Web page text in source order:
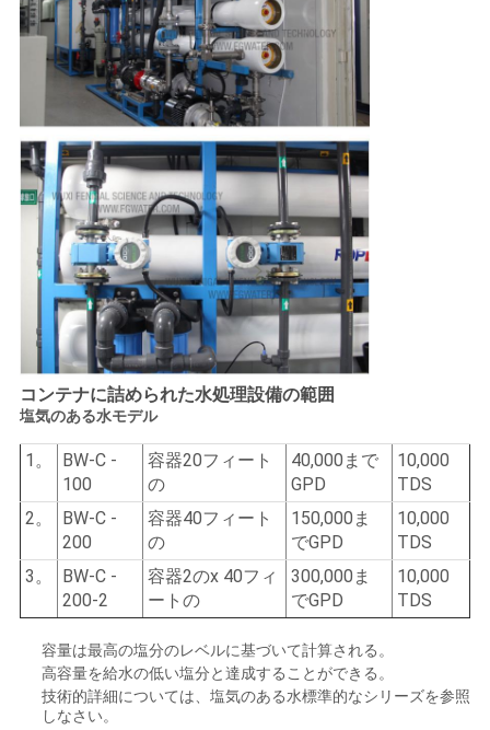
コンテナに詰められた水処理設備の範囲
塩気のある水モデル
1。
BW-C -
100
容器20フィート
の
40,000まで
GPD
10,000
TDS
2。
BW-C -
200
容器40フィート
の
150,000ま
でGPD
10,000
TDS
3。
BW-C -
200-2
容器2のx 40フィ
ートの
300,000ま
でGPD
10,000
TDS
容量は最高の塩分のレベルに基づいて計算される。
高容量を給水の低い塩分と達成することができる。
技術的詳細については、塩気のある水標準的なシリーズを参照
しなさい。